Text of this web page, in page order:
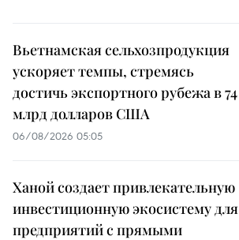
Вьетнамская сельхозпродукция
ускоряет темпы, стремясь
достичь экспортного рубежа в 74
млрд долларов США
06/08/2026 05:05
Ханой создает привлекательную
инвестиционную экосистему для
предприятий с прямыми